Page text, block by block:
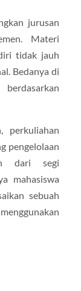
jurusan
Materi
tidak jauh
Bedanya di
perkuliahan
pengelolaan
dari segi
mahasiswa
sebuah